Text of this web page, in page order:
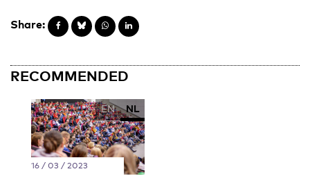
Share:
RECOMMENDED
EN NL
16 / 03 / 2023